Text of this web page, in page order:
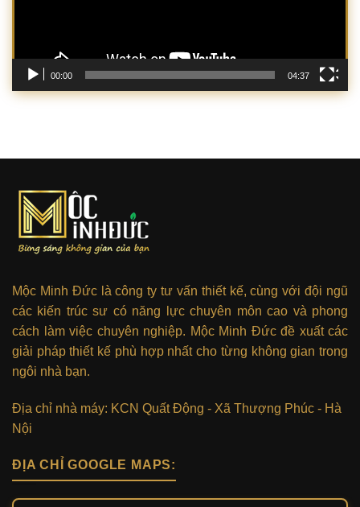
00:00 04:37
Mộc Minh Đức là công ty tư vấn thiết kế, cùng với đội ngũ
các kiến trúc sư có năng lực chuyên môn cao và phong
cách làm việc chuyên nghiệp. Mộc Minh Đức đề xuất các
giải pháp thiết kế phù hợp nhất cho từng không gian trong
ngôi nhà bạn.
Địa chỉ nhà máy: KCN Quất Động - Xã Thượng Phúc - Hà
Nội
ĐỊA CHỈ GOOGLE MAPS: